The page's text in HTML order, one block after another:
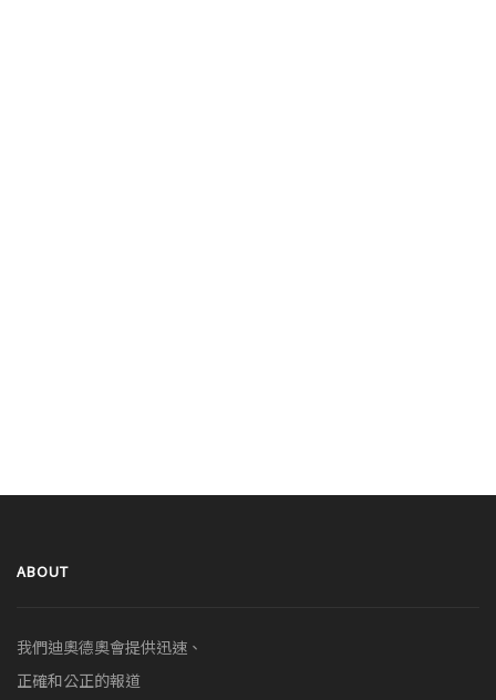
ABOUT
我們迪奧德奧會提供迅速、
正確和公正的報道